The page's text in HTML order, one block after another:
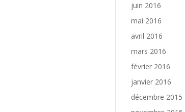
juin 2016
mai 2016
avril 2016
mars 2016
février 2016
janvier 2016
décembre 2015